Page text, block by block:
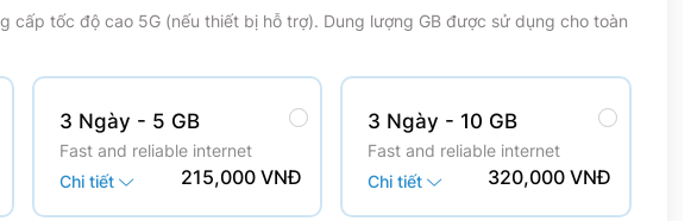
cấp tốc độ cao 5G (nếu thiết bị hỗ trợ). Dung lượng GB được sử dụng cho toàn
3 Ngày - 5 GB
Fast and reliable internet
Chi tiết
215,000 VNĐ
3 Ngày - 10 GB
Fast and reliable internet
Chi tiết
320,000 VNĐ